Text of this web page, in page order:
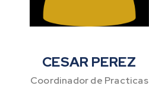
CESAR PEREZ
Coordinador de Practicas